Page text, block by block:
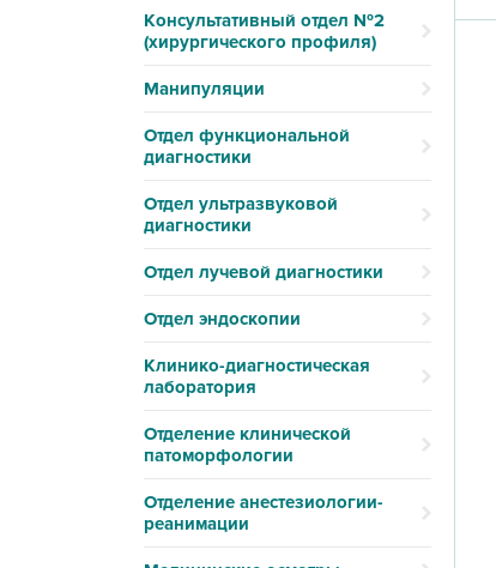
Консультативный отдел №2
(хирургического профиля)
Манипуляции
Отдел функциональной
диагностики
Отдел ультразвуковой
диагностики
Отдел лучевой диагностики
Отдел эндоскопии
Клинико-диагностическая
лаборатория
Отделение клинической
патоморфологии
Отделение анестезиологии-
реанимации